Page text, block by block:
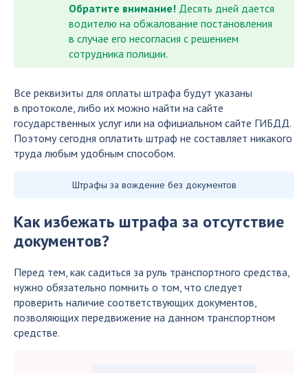
Обратите внимание! Десять дней дается
водителю на обжалование постановления
в случае его несогласия с решением
сотрудника полиции.
Все реквизиты для оплаты штрафа будут указаны
в протоколе, либо их можно найти на сайте
государственных услуг или на официальном сайте ГИБДД.
Поэтому сегодня оплатить штраф не составляет никакого
труда любым удобным способом.
Штрафы за вождение без документов
Как избежать штрафа за отсутствие
документов?
Перед тем, как садиться за руль транспортного средства,
нужно обязательно помнить о том, что следует
проверить наличие соответствующих документов,
позволяющих передвижение на данном транспортном
средстве.